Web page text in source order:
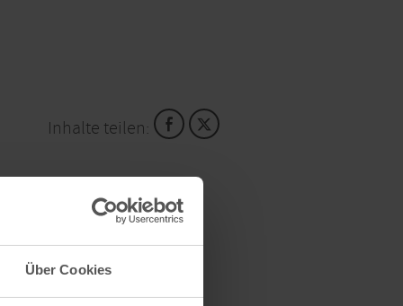
Über Cookies
Inhalte teilen: